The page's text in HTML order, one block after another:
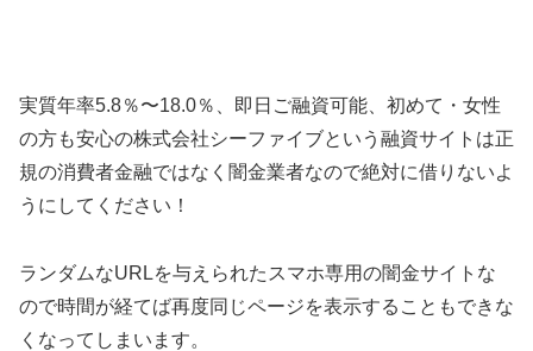
実質年率5.8％〜18.0％、即日ご融資可能、初めて・女性
の方も安心の株式会社シーファイブという融資サイトは正
規の消費者金融ではなく闇金業者なので絶対に借りないよ
うにしてください！
ランダムなURLを与えられたスマホ専用の闇金サイトな
ので時間が経てば再度同じページを表示することもできな
くなってしまいます。